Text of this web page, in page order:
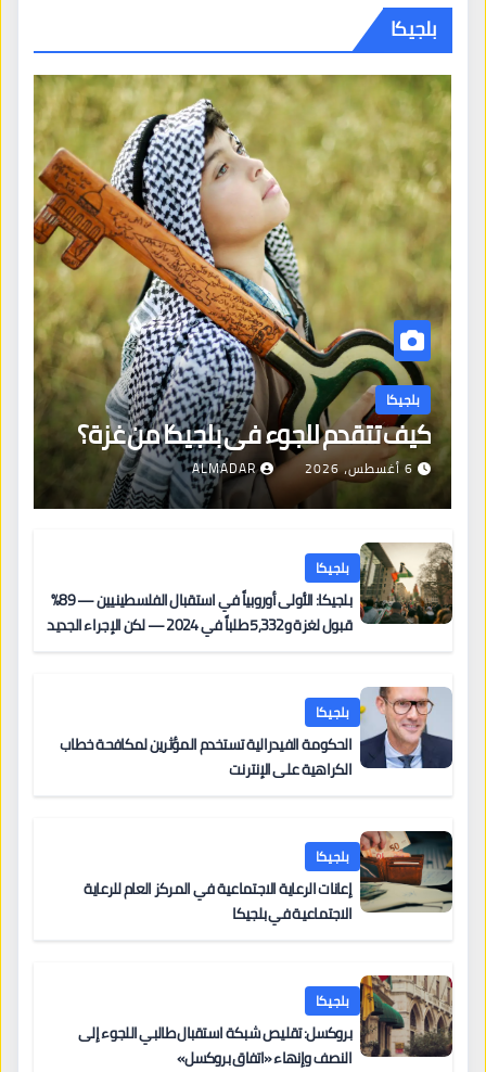
بلجيكا
بلجيكا
كيف تتقدم للجوء في بلجيكا من غزة؟
6 أغسطس، 2026 ALMADAR
بلجيكا
بلجيكا: الأولى أوروبياً في استقبال الفلسطينيين — 89%
قبول لغزة و5,332 طلباً في 2024 — لكن الإجراء الجديد
بلجيكا
الحكومة الفيدرالية تستخدم المؤثرين لمكافحة خطاب
الكراهية على الإنترنت
بلجيكا
إعانات الرعاية الاجتماعية في المركز العام للرعاية
الاجتماعية في بلجيكا
بلجيكا
بروكسل: تقليص شبكة استقبال طالبي اللجوء إلى
النصف وإنهاء «اتفاق بروكسل»